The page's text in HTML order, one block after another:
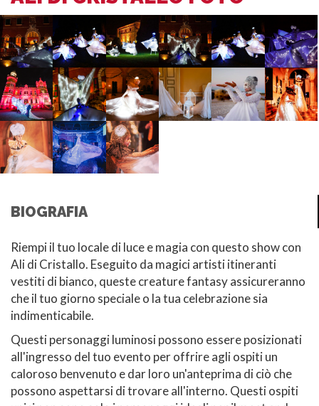
BIOGRAFIA
Riempi il tuo locale di luce e magia con questo show con
Ali di Cristallo. Eseguito da magici artisti itineranti
vestiti di bianco, queste creature fantasy assicureranno
che il tuo giorno speciale o la tua celebrazione sia
indimenticabile.
Questi personaggi luminosi possono essere posizionati
all'ingresso del tuo evento per offrire agli ospiti un
caloroso benvenuto e dar loro un'anteprima di ciò che
possono aspettarsi di trovare all'interno. Questi ospiti